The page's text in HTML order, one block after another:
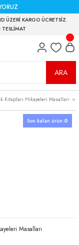
ÜZERİ KARGO ÜCRETSİZ.
ARA
Kitapları Hikayeleri Masalları
Son kalan ürün:0
Masalları